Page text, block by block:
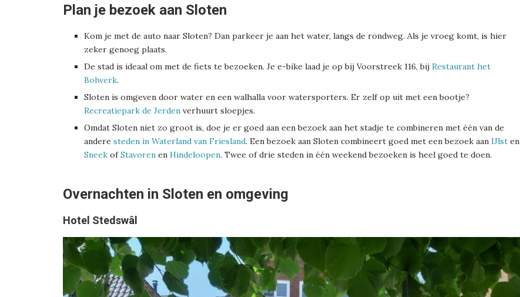
Plan je bezoek aan Sloten
Kom je met de auto naar Sloten? Dan parkeer je aan het water, langs de rondweg. Als je vroeg komt, is hier
zeker genoeg plaats.
De stad is ideaal om met de fiets te bezoeken. Je e-bike laad je op bij Voorstreek 116, bij Restaurant het
Bolwerk.
Sloten is omgeven door water en een walhalla voor watersporters. Er zelf op uit met een bootje?
Recreatiepark de Jerden verhuurt sloepjes.
Omdat Sloten niet zo groot is, doe je er goed aan een bezoek aan het stadje te combineren met één van de
andere steden in Waterland van Friesland. Een bezoek aan Sloten combineert goed met een bezoek aan IJlst en
Sneek ofStavoren en Hindeloopen. Twee of drie steden in één weekend bezoeken is heel goed te doen.
Overnachten in Sloten en omgeving
Hotel Stedswâl